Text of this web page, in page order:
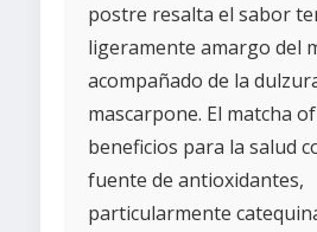
postre resalta el sabor
ligeramente amargo del
acompañado de la
mascarpone. El matcha
beneficios para la salud
fuente de antioxidantes,
particularmente